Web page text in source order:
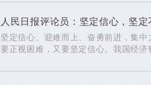
人民日报评论员：坚定信心，坚
坚定信心、迎难而上、奋勇前进，集
要正视困难，又要坚定信心。我国经济